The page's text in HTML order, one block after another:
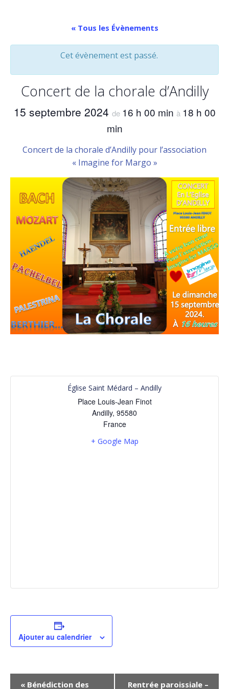
« Tous les Évènements
Cet évènement est passé.
Concert de la chorale d’Andilly
15 septembre 2024 de 16 h 00 min à 18 h 00
min
Concert de la chorale d’Andilly pour l’association
« Imagine for Margo »
Église Saint Médard – Andilly
Place Louis-Jean Finot
Andilly, 95580
France
+ Google Map
Ajouter au calendrier
« Bénédiction des Rentrée paroissiale –